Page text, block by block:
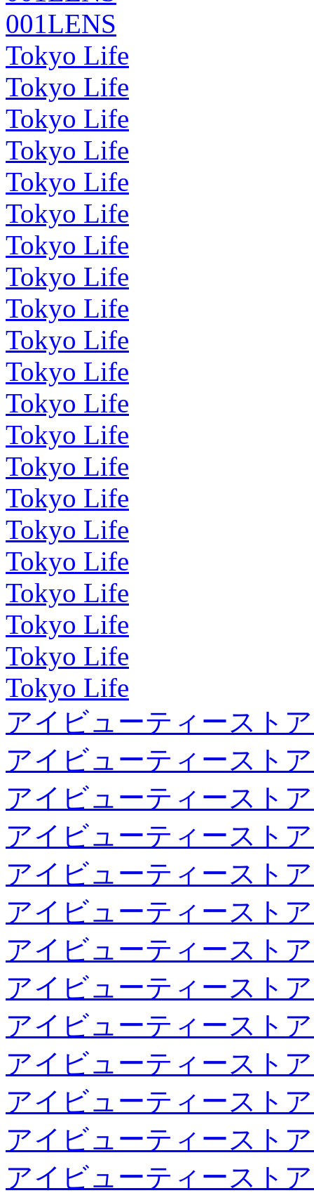
001LENS
Tokyo Life
Tokyo Life
Tokyo Life
Tokyo Life
Tokyo Life
Tokyo Life
Tokyo Life
Tokyo Life
Tokyo Life
Tokyo Life
Tokyo Life
Tokyo Life
Tokyo Life
Tokyo Life
Tokyo Life
Tokyo Life
Tokyo Life
Tokyo Life
Tokyo Life
Tokyo Life
Tokyo Life
アイビューティースト
アイビューティースト
アイビューティースト
アイビューティースト
アイビューティースト
アイビューティースト
アイビューティースト
アイビューティースト
アイビューティースト
アイビューティースト
アイビューティースト
アイビューティースト
アイビューティースト